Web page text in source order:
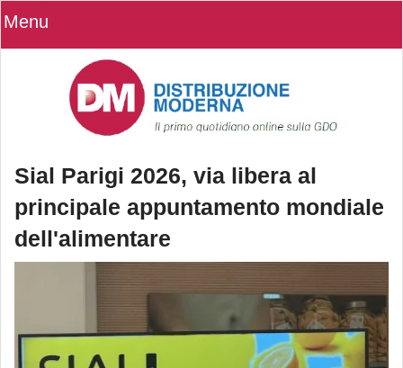
Menu
Sial Parigi 2026, via libera al
principale appuntamento mondiale
dell'alimentare